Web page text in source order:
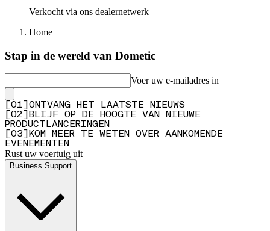
Verkocht via ons dealernetwerk
Home
Stap in de wereld van Dometic
Voer uw e-mailadres in
01
ONTVANG HET LAATSTE NIEUWS
02
BLIJF OP DE HOOGTE VAN NIEUWE
PRODUCTLANCERINGEN
03
KOM MEER TE WETEN OVER AANKOMENDE
EVENEMENTEN
Rust uw voertuig uit
Business Support